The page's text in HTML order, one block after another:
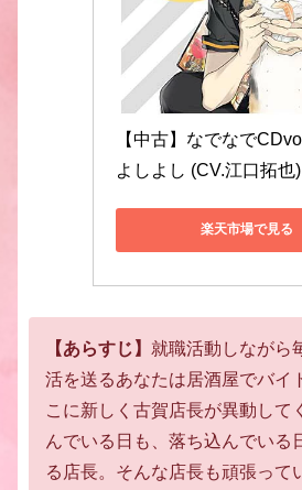
【中古】なでなで
よしよし (CV.江口拓也)
楽天市場で見る
【あらすじ】 就職活動しながら
活を送るあなたは居酒屋でバイ
こに新しく古賀店長が異動して
んでいる日も、落ち込んでいる
る店長。 そんな店長も頑張って